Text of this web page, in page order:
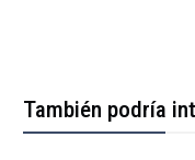
También podría